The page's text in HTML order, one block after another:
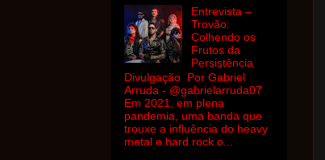
Entrevista –
Trovão:
Colhendo os
Frutos da
Persistência
Divulgação Por Gabriel
Arruda - @gabrielarruda07
Em 2021, em plena
pandemia, uma banda que
trouxe a influência do heavy
metal e hard rock o...